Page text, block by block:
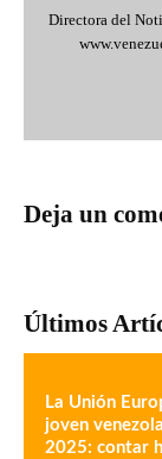
Directora del
Deja un
Últimos
La Unión
joven
2025: contar